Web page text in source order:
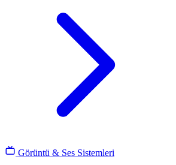
Görüntü & Ses Sistemleri